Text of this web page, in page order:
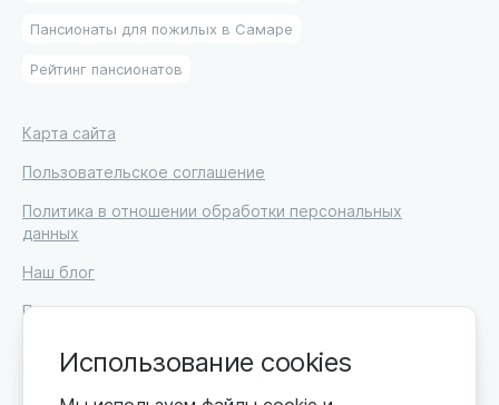
Пансионаты для пожилых в Самаре
Рейтинг пансионатов
Карта сайта
Пользовательское соглашение
Политика в отношении обработки персональных
данных
Наш блог
Письмо директору
ВакансииИспользование cookies